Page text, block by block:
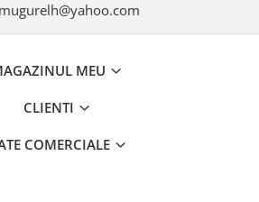
mugurelh@yahoo.com
MEU
CLIENTI
COMERCIALE